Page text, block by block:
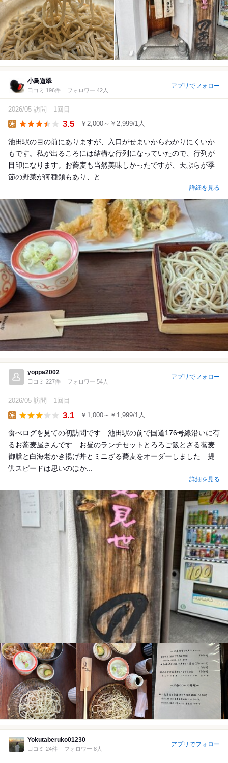
小鳥遊翠
口コミ 196件 フォロワー 42人
アプリでフォロー
2026/05 訪問 1回目
3.5 ￥2,000～￥2,999/1人
池田駅の目の前にありますが、入口がせまいからわかりにくいか
もです。私が出るころには結構な行列になっていたので、行列が
目印になります。お蕎麦も当然美味しかったですが、天ぷらが季
節の野菜が何種類もあり、と...
詳細を見る
yoppa2002
口コミ 227件 フォロワー 54人
アプリでフォロー
2026/05 訪問 1回目
3.1 ￥1,000～￥1,999/1人
食べログを見ての初訪問です 池田駅の前で国道176号線沿いに有
るお蕎麦屋さんです お昼のランチセットとろろご飯とざる蕎麦
御膳と白海老かき揚げ丼とミニざる蕎麦をオーダーしました 提
供スピードは思いのほか...
詳細を見る
Yokutaberuko01230
口コミ 24件 フォロワー 8人
アプリでフォロー